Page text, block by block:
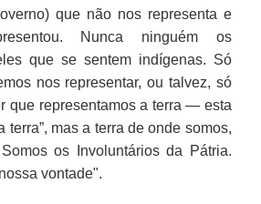
que não nos representa e
Nunca ninguém os
que se sentem indígenas. Só
nos representar, ou talvez, só
que representamos a terra — esta
terra”, mas a terra de onde somos,
os Involuntários da Pátria.
vontade".